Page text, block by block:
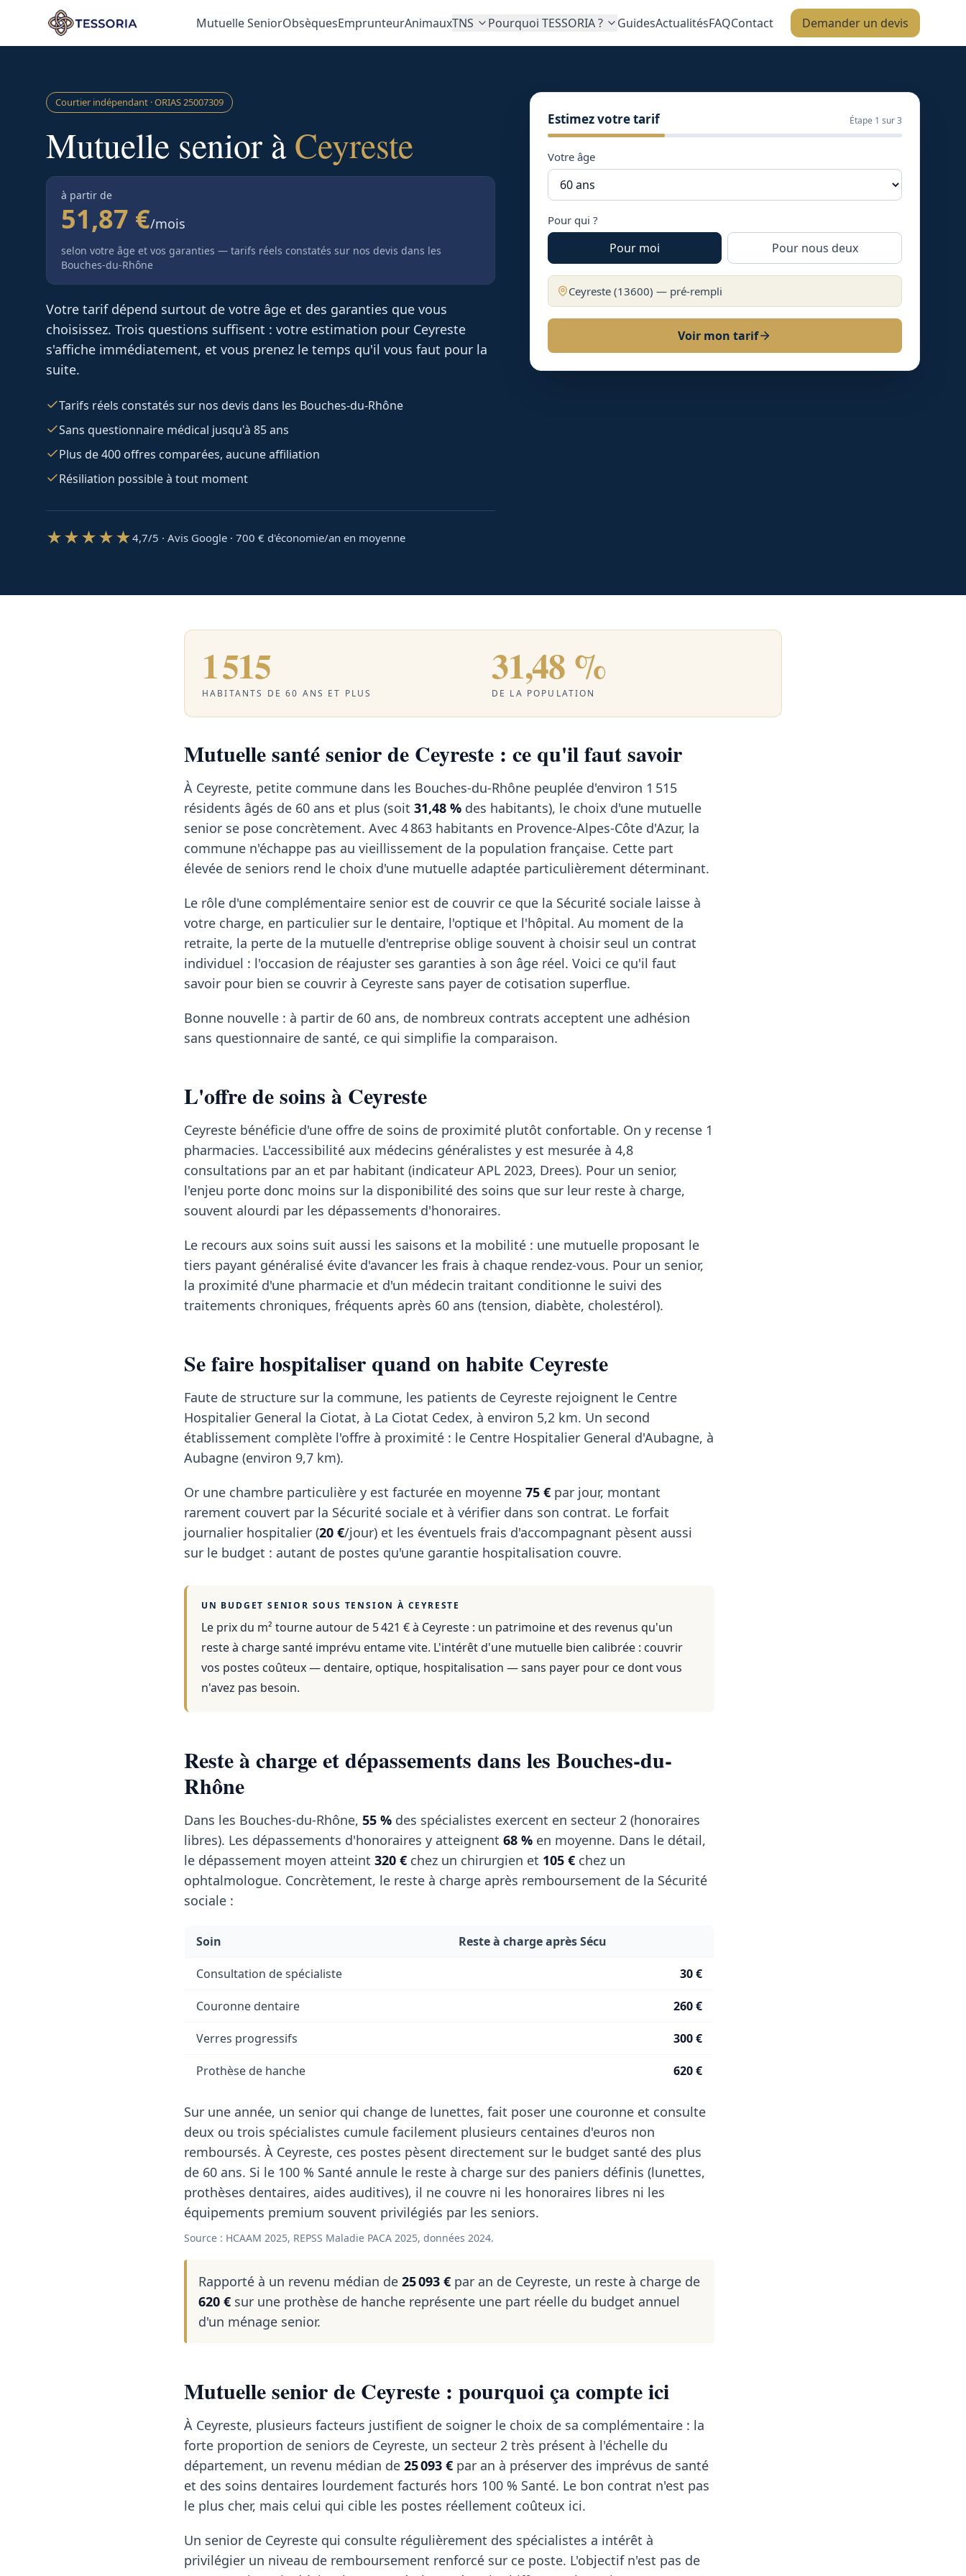
Aller au contenu principal
Mutuelle SeniorObsèquesEmprunteurAnimauxTNS Pourquoi TESSORIA ? GuidesActualitésFAQContact Demander un devis
Courtier indépendant · ORIAS25007309
Mutuelle senior àCeyreste
à partir de
51,87 €/mois
selon votre âge et vos garanties — tarifs réels constatés sur nos devis dans les
Bouches-du-Rhône
Votre tarif dépend surtout de votre âge et des garanties que vous
choisissez. Trois questions suffisent : votre estimation pour Ceyreste
s'affiche immédiatement, et vous prenez le temps qu'il vous faut pour la
suite.
Tarifs réels constatés sur nos devis dans les Bouches-du-Rhône
Sans questionnaire médical jusqu'à 85 ans
Plus de 400 offres comparées, aucune affiliation
Résiliation possible à tout moment
★★★★★4,7/5 · Avis Google · 700 € d'économie/an en moyenne
Estimez votre tarif Étape 1 sur 3
Votre âge
Pour qui ?
Pour moi Pour nous deux
Ceyreste(13600) — pré-rempli
Voir mon tarif
1 515
HABITANTS DE 60 ANS ET PLUS
31,48 %
DE LA POPULATION
Mutuelle santé senior de Ceyreste : ce qu'il faut savoir
À Ceyreste, petite commune dans les Bouches-du-Rhône peuplée d'environ 1 515
résidents âgés de 60 ans et plus (soit 31,48 % des habitants), le choix d'une mutuelle
senior se pose concrètement. Avec 4 863 habitants en Provence-Alpes-Côte d'Azur, la
commune n'échappe pas au vieillissement de la population française. Cette part
élevée de seniors rend le choix d'une mutuelle adaptée particulièrement déterminant.
Le rôle d'une complémentaire senior est de couvrir ce que la Sécurité sociale laisse à
votre charge, en particulier sur le dentaire, l'optique et l'hôpital. Au moment de la
retraite, la perte de la mutuelle d'entreprise oblige souvent à choisir seul un contrat
individuel : l'occasion de réajuster ses garanties à son âge réel. Voici ce qu'il faut
savoir pour bien se couvrir à Ceyreste sans payer de cotisation superflue.
Bonne nouvelle : à partir de 60 ans, de nombreux contrats acceptent une adhésion
sans questionnaire de santé, ce qui simplifie la comparaison.
L'offre de soins à Ceyreste
Ceyreste bénéficie d'une offre de soins de proximité plutôt confortable. On y recense 1
pharmacies. L'accessibilité aux médecins généralistes y est mesurée à 4,8
consultations par an et par habitant (indicateur APL 2023, Drees). Pour un senior,
l'enjeu porte donc moins sur la disponibilité des soins que sur leur reste à charge,
souvent alourdi par les dépassements d'honoraires.
Le recours aux soins suit aussi les saisons et la mobilité : une mutuelle proposant le
tiers payant généralisé évite d'avancer les frais à chaque rendez-vous. Pour un senior,
la proximité d'une pharmacie et d'un médecin traitant conditionne le suivi des
traitements chroniques, fréquents après 60 ans (tension, diabète, cholestérol).
Se faire hospitaliser quand on habite Ceyreste
Faute de structure sur la commune, les patients de Ceyreste rejoignent le Centre
Hospitalier General la Ciotat, à La Ciotat Cedex, à environ 5,2 km. Un second
établissement complète l'offre à proximité : le Centre Hospitalier General d'Aubagne, à
Aubagne (environ 9,7 km).
Or une chambre particulière y est facturée en moyenne 75 € par jour, montant
rarement couvert par la Sécurité sociale et à vérifier dans son contrat. Le forfait
journalier hospitalier (20 €/jour) et les éventuels frais d'accompagnant pèsent aussi
sur le budget : autant de postes qu'une garantie hospitalisation couvre.
UN BUDGET SENIOR SOUS TENSION À CEYRESTE
Le prix du m² tourne autour de 5 421 €à Ceyreste : un patrimoine et des revenus qu'un
reste à charge santé imprévu entame vite. L'intérêt d'une mutuelle bien calibrée : couvrir
vos postes coûteux — dentaire, optique, hospitalisation — sans payer pour ce dont vous
n'avez pas besoin.
Reste à charge et dépassements dans les Bouches-du-
Rhône
Dans les Bouches-du-Rhône, 55 % des spécialistes exercent en secteur 2 (honoraires
libres). Les dépassements d'honoraires y atteignent 68 % en moyenne. Dans le détail,
le dépassement moyen atteint 320 € chez un chirurgien et 105 € chez un
ophtalmologue. Concrètement, le reste à charge après remboursement de la Sécurité
sociale :
Soin Reste à charge après Sécu
Consultation de spécialiste 30 €
Couronne dentaire 260 €
Verres progressifs 300 €
Prothèse de hanche 620 €
Sur une année, un senior qui change de lunettes, fait poser une couronne et consulte
deux ou trois spécialistes cumule facilement plusieurs centaines d'euros non
remboursés. À Ceyreste, ces postes pèsent directement sur le budget santé des plus
de 60 ans. Si le 100 % Santé annule le reste à charge sur des paniers définis (lunettes,
prothèses dentaires, aides auditives), il ne couvre ni les honoraires libres ni les
équipements premium souvent privilégiés par les seniors.
Source : HCAAM 2025, REPSS Maladie PACA 2025, données 2024.
Rapporté à un revenu médian de 25 093 € par an de Ceyreste, un reste à charge de
620 € sur une prothèse de hanche représente une part réelle du budget annuel
d'un ménage senior.
Mutuelle senior de Ceyreste : pourquoi ça compte ici
À Ceyreste, plusieurs facteurs justifient de soigner le choix de sa complémentaire : la
forte proportion de seniors de Ceyreste, un secteur 2 très présent à l'échelle du
département, un revenu médian de 25 093 € par an à préserver des imprévus de santé
et des soins dentaires lourdement facturés hors 100 % Santé. Le bon contrat n'est pas
le plus cher, mais celui qui cible les postes réellement coûteux ici.
Un senior de Ceyreste qui consulte régulièrement des spécialistes a intérêt à
privilégier un niveau de remboursement renforcé sur ce poste. L'objectif n'est pas de